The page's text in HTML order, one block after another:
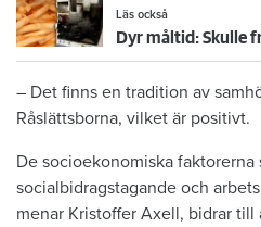
Läs också
– Det finns en tradition av
Råslättsborna, vilket är positivt.
De socioekonomiska
socialbidragstagande och
menar Kristoffer Axell, bidrar